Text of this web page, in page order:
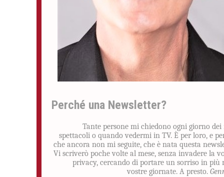
Perché una Newsletter?
Tante persone mi chiedono ogni giorno dei
spettacoli o quando vedermi in TV. È per loro, e
che ancora non mi seguite, che è nata questa
Vi scriverò poche volte al mese, senza invadere la
privacy, cercando di portare un sorriso in più
vostre giornate. A presto.